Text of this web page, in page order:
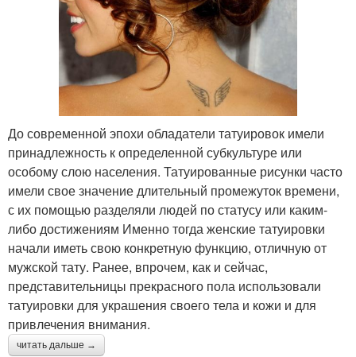
До современной эпохи обладатели татуировок имели
принадлежность к определенной субкультуре или
особому слою населения. Татуированные рисунки часто
имели свое значение длительный промежуток времени,
с их помощью разделяли людей по статусу или каким-
либо достижениям Именно тогда женские татуировки
начали иметь свою конкретную функцию, отличную от
мужской тату. Ранее, впрочем, как и сейчас,
представительницы прекрасного пола использовали
татуировки для украшения своего тела и кожи и для
привлечения внимания.
читать дальше →